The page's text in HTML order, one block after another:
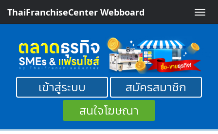
Toggle
ThaiFranchiseCenter Webboard
เข้าสู่ระบบ
สมัครสมาชิก
สนใจโฆษณา